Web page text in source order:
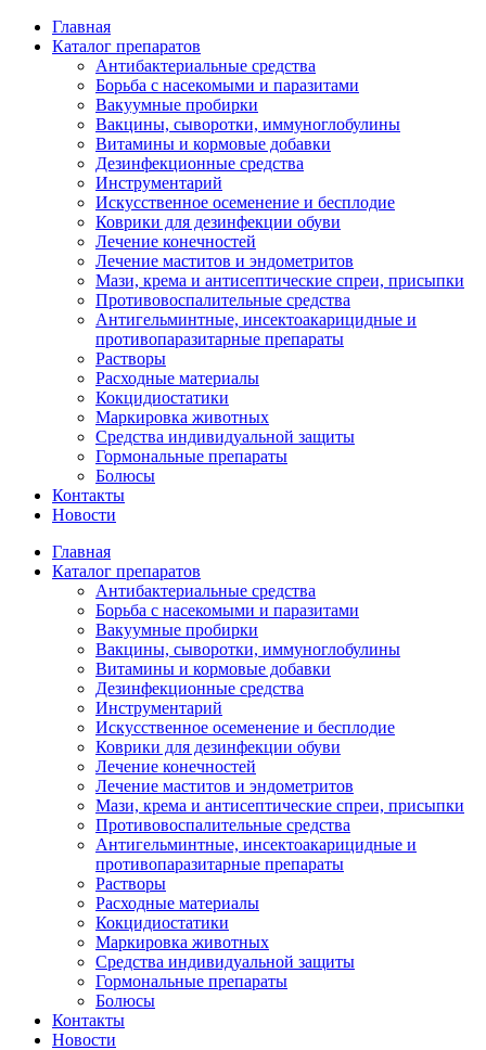
Главная
Каталог препаратов
Антибактериальные средства
Борьба с насекомыми и паразитами
Вакуумные пробирки
Вакцины, сыворотки, иммуноглобулины
Витамины и кормовые добавки
Дезинфекционные средства
Инструментарий
Искусственное осеменение и бесплодие
Коврики для дезинфекции обуви
Лечение конечностей
Лечение маститов и эндометритов
Мази, крема и антисептические спреи, присыпки
Противовоспалительные средства
Антигельминтные, инсектоакарицидные и
противопаразитарные препараты
Растворы
Расходные материалы
Кокцидиостатики
Маркировка животных
Средства индивидуальной защиты
Гормональные препараты
Болюсы
Контакты
Новости
Главная
Каталог препаратов
Антибактериальные средства
Борьба с насекомыми и паразитами
Вакуумные пробирки
Вакцины, сыворотки, иммуноглобулины
Витамины и кормовые добавки
Дезинфекционные средства
Инструментарий
Искусственное осеменение и бесплодие
Коврики для дезинфекции обуви
Лечение конечностей
Лечение маститов и эндометритов
Мази, крема и антисептические спреи, присыпки
Противовоспалительные средства
Антигельминтные, инсектоакарицидные и
противопаразитарные препараты
Растворы
Расходные материалы
Кокцидиостатики
Маркировка животных
Средства индивидуальной защиты
Гормональные препараты
Болюсы
Контакты
Новости